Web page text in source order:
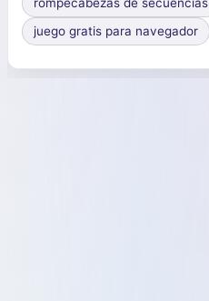
juego gratis para navegador